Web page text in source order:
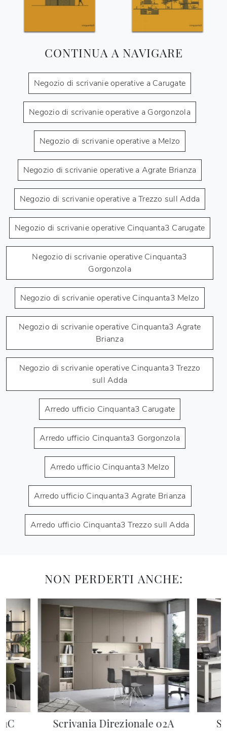
CONTINUA A NAVIGARE
Negozio di scrivanie operative a Carugate
Negozio di scrivanie operative a Gorgonzola
Negozio di scrivanie operative a Melzo
Negozio di scrivanie operative a Agrate Brianza
Negozio di scrivanie operative a Trezzo sull Adda
Negozio di scrivanie operative Cinquanta3 Carugate
Negozio di scrivanie operative Cinquanta3
Gorgonzola
Negozio di scrivanie operative Cinquanta3 Melzo
Negozio di scrivanie operative Cinquanta3 Agrate
Brianza
Negozio di scrivanie operative Cinquanta3 Trezzo
sull Adda
Arredo ufficio Cinquanta3 Carugate
Arredo ufficio Cinquanta3 Gorgonzola
Arredo ufficio Cinquanta3 Melzo
Arredo ufficio Cinquanta3 Agrate Brianza
Arredo ufficio Cinquanta3 Trezzo sull Adda
NON PERDERTI ANCHE:
Scrivania Direzionale 02A